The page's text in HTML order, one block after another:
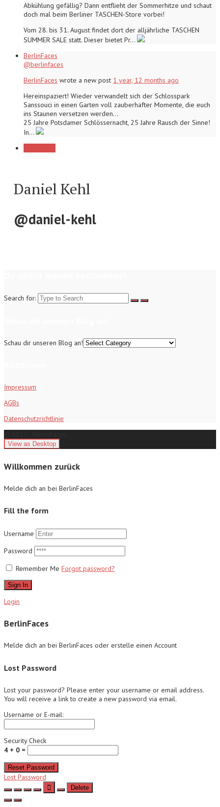
Abkühlung gefällig? Dann entflieht der Sommerhitze und schaut
doch mal beim Berliner TASCHEN-Store vorbei!
Vom 28. bis 31. August findet dort der alljährliche TASCHEN
SUMMER SALE statt. Dieser bietet Pr…
BerlinFaces
@berlinfaces
BerlinFaces wrote a new post 1 year, 12 months ago
Hereinspaziert! Wieder verwandelt sich der Schlosspark
Sanssouci in einen Garten voll zauberhafter Momente, die euch
ins Staunen versetzen werden…
25 Jahre Potsdamer Schlössernacht, 25 Jahre Rausch der Sinne!
In…
Daniel Kehl
@daniel-kehl
Search for:
Schau dir unseren Blog an!
Impressum
AGBs
Datenschutzrichtlinie
Willkommen zurück
Melde dich an bei BerlinFaces
Fill the form
Username
Password
Remember Me Forgot password?
Sign In
Login
BerlinFaces
Melde dich an bei BerlinFaces oder erstelle einen Account
Lost Password
Lost your password? Please enter your username or email address.
You will receive a link to create a new password via email.
Username or E-mail:
Security Check
4 + 0 =
Reset Password
Lost Password
Delete